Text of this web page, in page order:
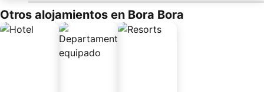
Otros alojamientos en Bora Bora